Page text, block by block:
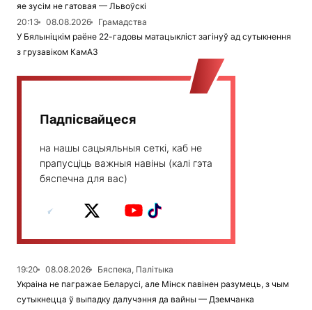
яе зусім не гатовая — Львоўскі
20:13
08.08.2026
Грамадства
У Бялыніцкім раёне 22-гадовы матацыкліст загінуў ад сутыкнення
з грузавіком КамАЗ
Падпісвайцеся
на нашы сацыяльныя сеткі, каб не
прапусціць важныя навіны (калі гэта
бяспечна для вас)
19:20 08.08.2026
Бяспека, Палітыка
Украіна не пагражае Беларусі, але Мінск павінен разумець, з чым
сутыкнецца ў выпадку далучэння да вайны — Дземчанка